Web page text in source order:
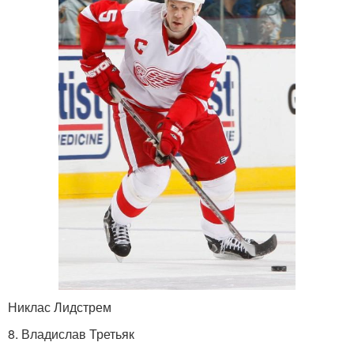
Никлас Лидстрем
8. Владислав Третьяк